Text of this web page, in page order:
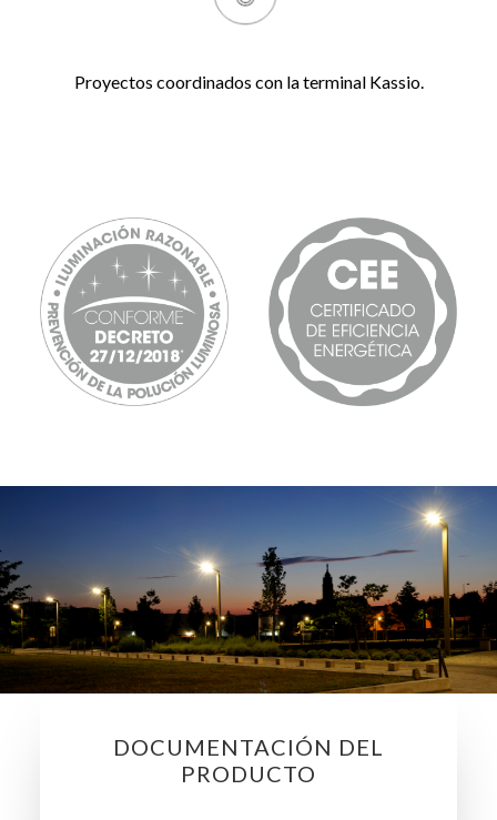
Proyectos coordinados con la terminal Kassio.
DOCUMENTACIÓN DEL
PRODUCTO